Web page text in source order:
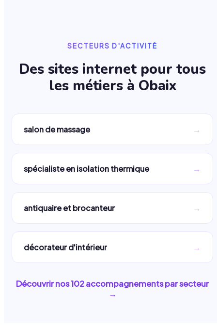
SECTEURS D'ACTIVITÉ
Des sites internet pour tous
les métiers à Obaix
salon de massage →
spécialiste en isolation thermique →
antiquaire et brocanteur →
décorateur d'intérieur →
Découvrir nos102accompagnements par secteur
→